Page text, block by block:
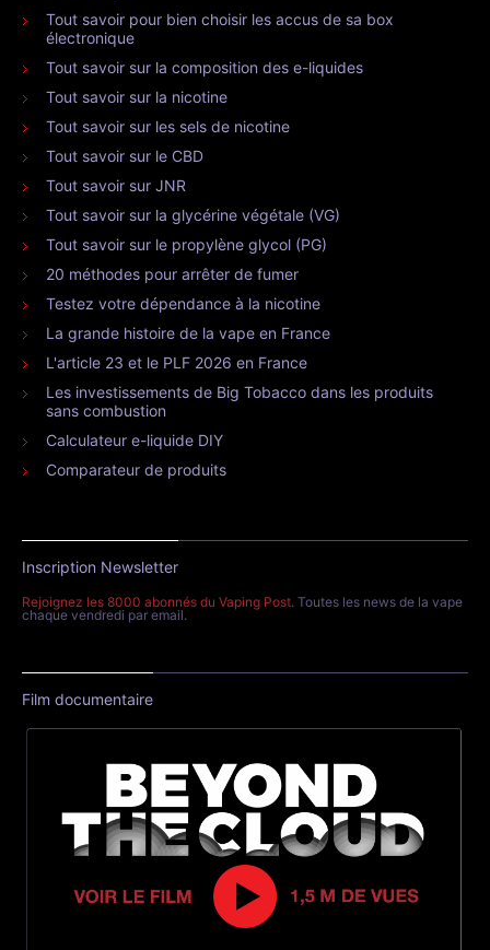
Tout savoir pour bien choisir les accus de sa box
électronique
Tout savoir sur la composition des e-liquides
Tout savoir sur la nicotine
Tout savoir sur les sels de nicotine
Tout savoir sur le CBD
Tout savoir sur JNR
Tout savoir sur la glycérine végétale (VG)
Tout savoir sur le propylène glycol (PG)
20 méthodes pour arrêter de fumer
Testez votre dépendance à la nicotine
La grande histoire de la vape en France
L'article 23 et le PLF 2026 en France
Les investissements de Big Tobacco dans les produits
sans combustion
Calculateur e-liquide DIY
Comparateur de produits
Inscription Newsletter
Rejoignez les 8000 abonnés du Vaping Post. Toutes les news de la vape
chaque vendredi par email.
Film documentaire